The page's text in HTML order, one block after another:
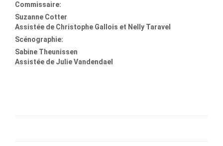
Commissaire:
Suzanne Cotter
Assistée de Christophe Gallois et Nelly Taravel
Scénographie:
Sabine Theunissen
Assistée de Julie Vandendael